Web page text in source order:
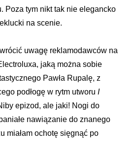
Poza tym nikt tak nie elegancko
na scenie.
uwagę reklamodawców na
jaką można sobie
Pawła Rupalę, z
podłogę w rytm utworuI
epizod, ale jaki! Nogi do
nawiązanie do znanego
miałam ochotę sięgnąć po